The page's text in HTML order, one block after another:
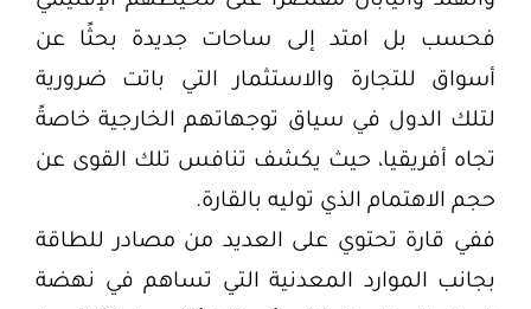
فحسب بل امتد إلى ساحات جديدة بحثًا عن
أسواق للتجارة والاستثمار التي باتت ضرورية
لتلك الدول في سياق توجهاتهم الخارجية خاصةً
تجاه أفريقيا، حيث يكشف تنافس تلك القوى عن
حجم الاهتمام الذي توليه بالقارة.
ففي قارة تحتوي على العديد من مصادر للطاقة
بجانب الموارد المعدنية التي تساهم في نهضة